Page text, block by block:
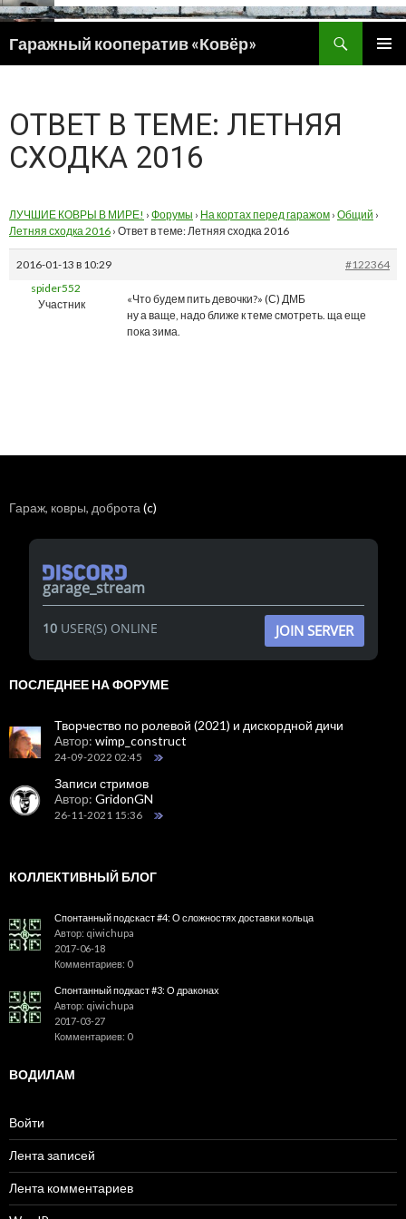
Гаражный кооператив «Ковёр»
ПЕРЕЙТИ
ОТВЕТ В ТЕМЕ: ЛЕТНЯЯ
СХОДКА 2016
ЛУЧШИЕ КОВРЫ В МИРЕ! › Форумы › На кортах перед гаражом › Общий ›
Летняя сходка 2016 › Ответ в теме: Летняя сходка 2016
2016-01-13 в 10:29
#122364
spider552
Участник
«Что будем пить девочки?» (С) ДМБ
ну а ваще, надо ближе к теме смотреть. ща еще
пока зима.
Гараж, ковры, доброта (c)
garage_stream
10USER(S) ONLINE JOIN SERVER
ПОСЛЕДНЕЕ НА ФОРУМЕ
Творчество по ролевой (2021) и дискордной дичи
Автор: wimp_construct
24-09-2022 02:45
Записи стримов
Автор: GridonGN
26-11-2021 15:36
КОЛЛЕКТИВНЫЙ БЛОГ
Спонтанный подскаст #4: О сложностях доставки кольца
Автор: qiwichupa
2017-06-18
Комментариев: 0
Спонтанный подкаст #3: О драконах
Автор: qiwichupa
2017-03-27
Комментариев: 0
ВОДИЛАМ
Войти
Лента записей
Лента комментариев